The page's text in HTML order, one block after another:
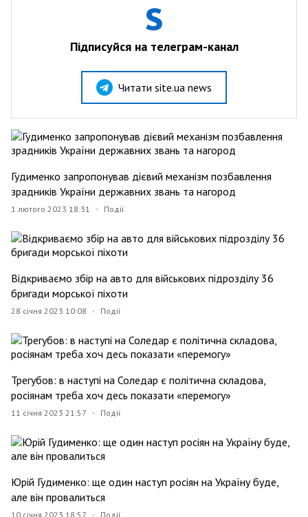
Підписуйся на телеграм-канал
Читати site.ua news
Гудименко запропонував дієвий механізм позбавлення
зрадників України державних звань та нагород
1 лютого 2023 18:31 Події
Відкриваємо збір на авто для військових підрозділу 36
бригади морської піхоти
28 січня 2023 10:08 Події
Трегубов: в наступі на Соледар є політична складова,
росіянам треба хоч десь показати «перемогу»
11 січня 2023 21:57 Події
Юрій Гудименко: ще один наступ росіян на Україну буде,
але він провалиться
10 січня 2023 18:57 Події